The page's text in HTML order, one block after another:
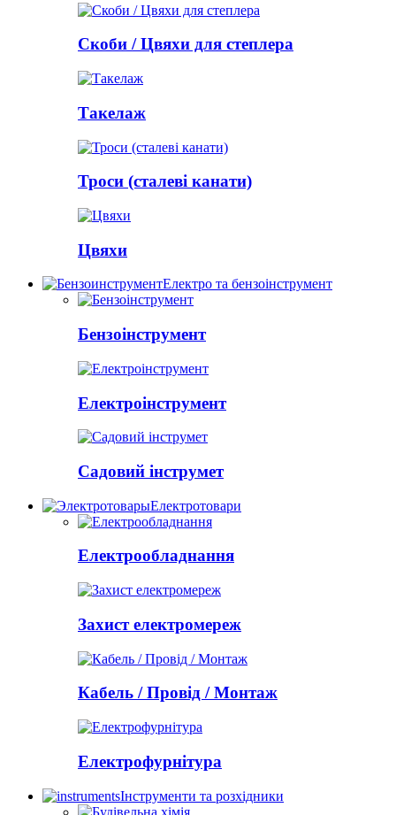
Скоби / Цвяхи для степлера
Такелаж
Троси (сталеві канати)
Цвяхи
Електро та бензоінструмент
Бензоінструмент
Електроінструмент
Садовий інструмет
Електротовари
Електрообладнання
Захист електромереж
Кабель / Провід / Монтаж
Електрофурнітура
Інструменти та розхідники